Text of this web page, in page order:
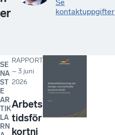
er
Se
kontaktuppgifter
SE
NA
ST
E
AR
TIK
LA
RN
RAPPORT
–3 juni
2026
Arbets
tidsför
kortni